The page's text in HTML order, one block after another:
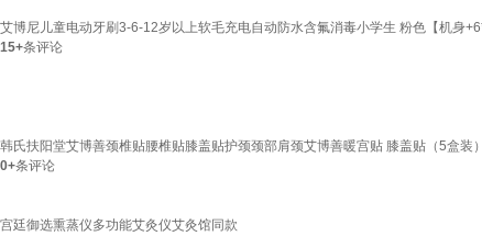
艾博尼儿童电动牙刷3-6-12岁以上软毛充电自动防水含氟消毒小学生 粉色【机身
15+条评论
韩氏扶阳堂艾博善颈椎贴腰椎贴膝盖贴护颈颈部肩颈艾博善暖宫贴 膝盖贴（5盒装
0+条评论
宫廷御选熏蒸仪多功能艾灸仪艾灸馆同款